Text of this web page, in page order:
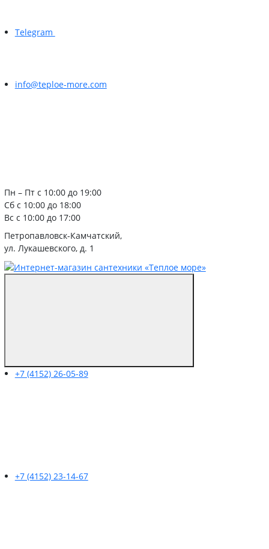
Telegram
info@teploe-more.com
Пн – Пт с 10:00 до 19:00
Сб с 10:00 до 18:00
Вс с 10:00 до 17:00
Петропавловск-Камчатский,
ул. Лукашевского, д. 1
+7 (4152) 26-05-89
+7 (4152) 23-14-67